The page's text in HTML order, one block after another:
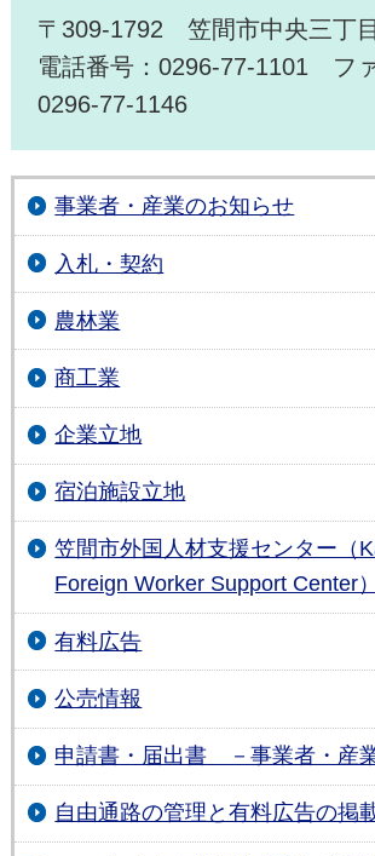
〒309-1792 笠間市中央三丁
電話番号：0296-77-1101 フ
0296-77-1146
事業者・産業のお知らせ
入札・契約
農林業
商工業
企業立地
宿泊施設立地
笠間市外国人材支援センター（
Foreign Worker Support Center）
有料広告
公売情報
申請書・届出書 －事業者・産
自由通路の管理と有料広告の掲